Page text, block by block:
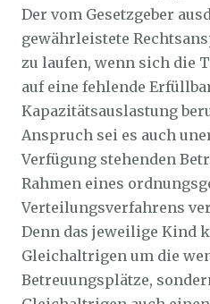
Der vom Gesetzgeber
gewährleistete
zu laufen, wenn sich die
auf eine fehlende
Kapazitätsauslastung
Anspruch sei es auch
Verfügung stehenden
Rahmen eines
Verteilungsverfahrens
Denn das jeweilige Kind
Gleichaltrigen um die
Betreuungsplätze,